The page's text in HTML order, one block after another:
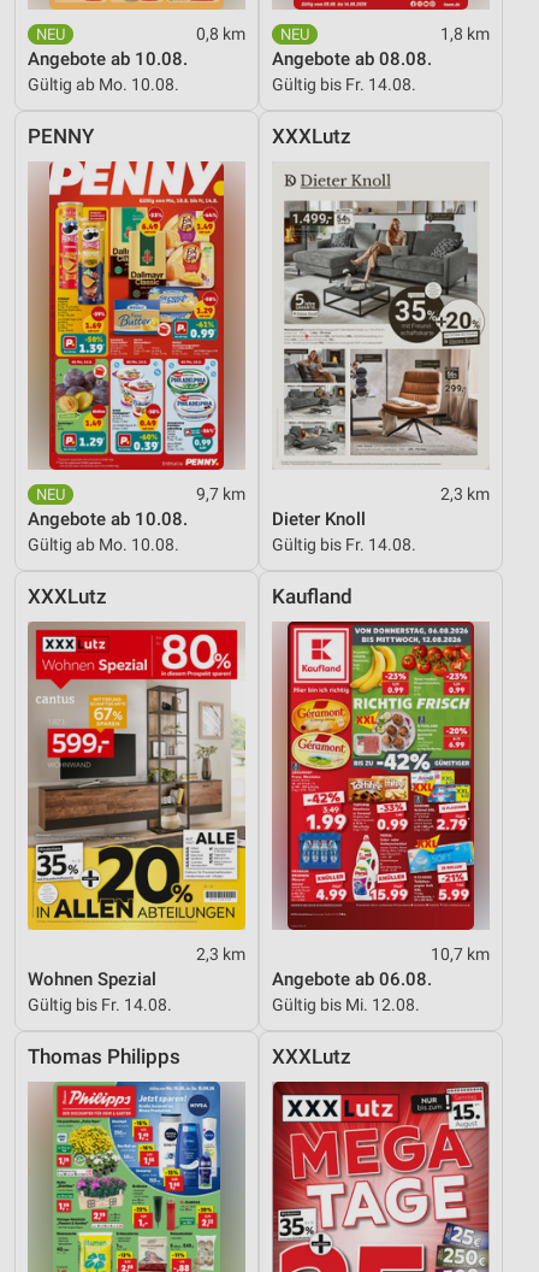
0,8 km
Angebote ab 10.08.
Gültig ab Mo. 10.08.
1,8 km
Angebote ab 08.08.
Gültig bis Fr. 14.08.
PENNY
9,7 km
Angebote ab 10.08.
Gültig ab Mo. 10.08.
XXXLutz
2,3 km
Dieter Knoll
Gültig bis Fr. 14.08.
XXXLutz
2,3 km
Wohnen Spezial
Gültig bis Fr. 14.08.
Kaufland
10,7 km
Angebote ab 06.08.
Gültig bis Mi. 12.08.
Thomas Philipps XXXLutz